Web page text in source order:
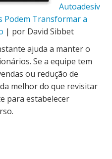
Autoadesiv
Podem Transformar a
| por David Sibbet
ajuda a manter o
Se a equipe tem
ou redução de
melhor do que revisitar
para estabelecer